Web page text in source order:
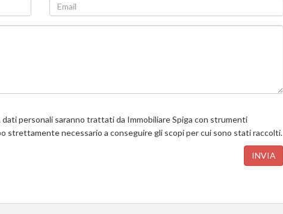
personali saranno trattati da Immobiliare Spiga con strumenti
strettamente necessario a conseguire gli scopi per cui sono stati raccolti.
INVIA